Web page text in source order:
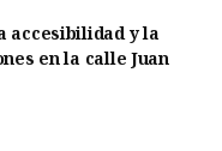
accesibilidad y la
en la calle Juan